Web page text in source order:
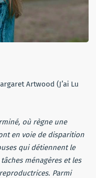
Artwood (J’ai Lu
où règne une
en voie de disparition
qui détiennent le
ménagères et les
Parmi